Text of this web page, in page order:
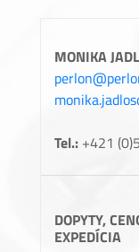
MONIKA
Tel.: +421
DOPYTY,
EXPEDÍCIA